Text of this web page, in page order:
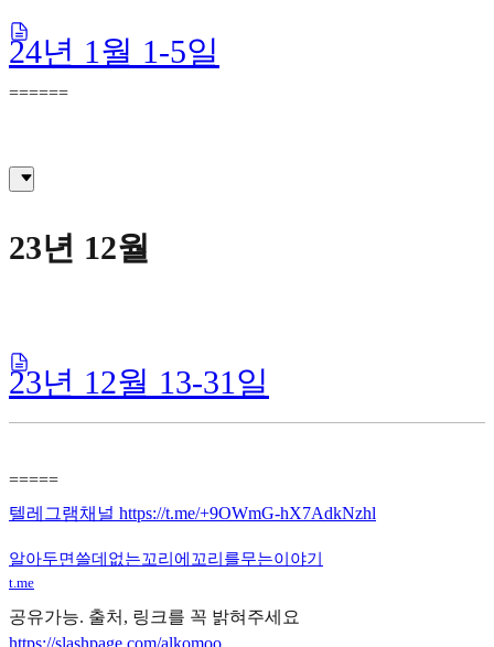
24년 1월 1-5일
======
23년 12월
23년 12월 13-31일
=====
텔레그램채널 https://t.me/+9OWmG-hX7AdkNzhl
알아두면쓸데없는꼬리에꼬리를무는이야기
t.me
공유가능. 출처, 링크를 꼭 밝혀주세요